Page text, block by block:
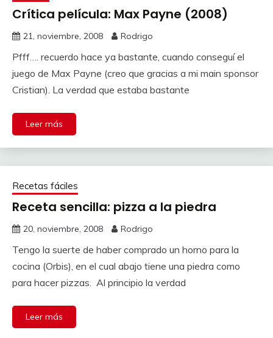
Crítica película: Max Payne (2008)
21, noviembre, 2008 Rodrigo
Pfff…. recuerdo hace ya bastante, cuando conseguí el
juego de Max Payne (creo que gracias a mi main sponsor
Cristian). La verdad que estaba bastante
Leer más
Recetas fáciles
Receta sencilla: pizza a la piedra
20, noviembre, 2008 Rodrigo
Tengo la suerte de haber comprado un horno para la
cocina (Orbis), en el cual abajo tiene una piedra como
para hacer pizzas. Al principio la verdad
Leer más